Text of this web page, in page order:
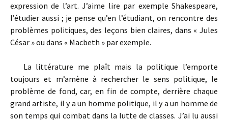
expression de l’art. J’aime lire par exemple Shakespeare,
l’étudier aussi ; je pense qu’en l’étudiant, on rencontre des
problèmes politiques, des leçons bien claires, dans « Jules
César » ou dans « Macbeth » par exemple.
La littérature me plaît mais la politique l’emporte
toujours et m’amène à rechercher le sens politique, le
problème de fond, car, en fin de compte, derrière chaque
grand artiste, il y a un homme politique, il y a un homme de
son temps qui combat dans la lutte de classes. J’ai lu aussi